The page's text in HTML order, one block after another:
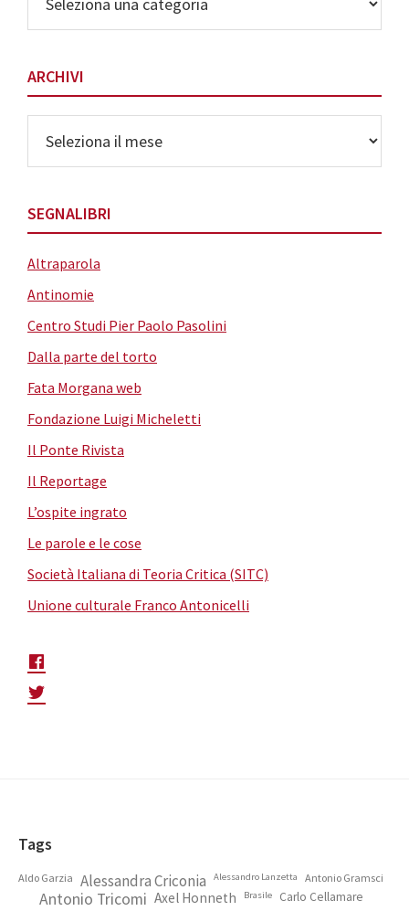
delle
Categorie
ARCHIVI
SEGNALIBRI
Altraparola
Antinomie
Centro Studi Pier Paolo Pasolini
Dalla parte del torto
Fata Morgana web
Fondazione Luigi Micheletti
Il Ponte Rivista
Il Reportage
L’ospite ingrato
Le parole e le cose
Società Italiana di Teoria Critica (SITC)
Unione culturale Franco Antonicelli
Footer
Tags
Aldo Garzia Alessandra Criconia Alessandro Lanzetta Antonio Gramsci
Antonio Tricomi Axel Honneth Brasile Carlo Cellamare